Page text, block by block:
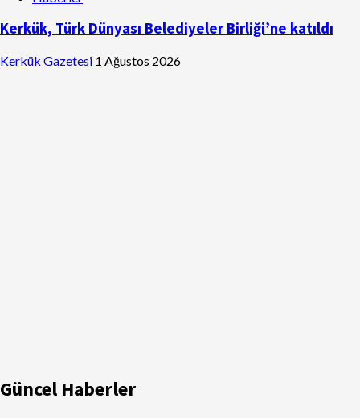
Kerkük, Türk Dünyası Belediyeler Birliği’ne katıldı
Kerkük Gazetesi 1 Ağustos 2026
Güncel Haberler